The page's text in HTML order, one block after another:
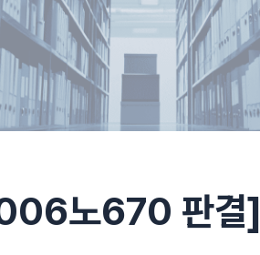
노670 판결]